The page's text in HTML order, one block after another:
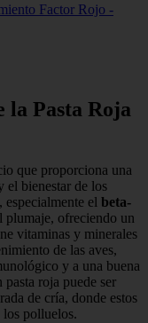
Factor Rojo -
la Pasta Roja
que proporciona una
el bienestar de los
, especialmente el beta-
plumaje, ofreciendo un
vitaminas y minerales
de las aves,
y a una buena
roja puede ser
de cría, donde estos
los polluelos.